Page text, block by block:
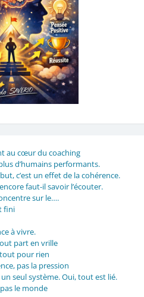
au cœur du coaching
d’humains performants.
c’est un effet de la cohérence.
faut-il savoir l’écouter.
sur le….
fini
à vivre.
part en vrille
pour rien
pas la pression
seul système. Oui, tout est lié.
le monde